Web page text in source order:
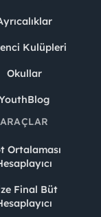
Kulüpleri
Okullar
ARAÇLAR
Ortalaması
Final Büt